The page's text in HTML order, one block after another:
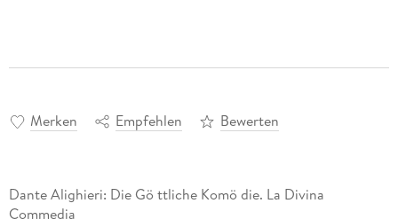
Merken Empfehlen Bewerten
Dante Alighieri: Die Gö ttliche Komö die. La Divina
Commedia